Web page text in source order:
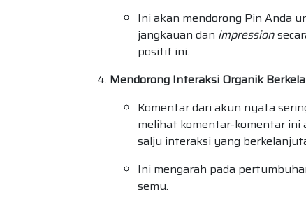
Ini akan mendorong Pin Anda
jangkauan dan impression
positif ini.
Mendorong Interaksi Organik
Komentar dari akun nyata
melihat komentar-komentar
salju interaksi yang
Ini mengarah pada
semu.